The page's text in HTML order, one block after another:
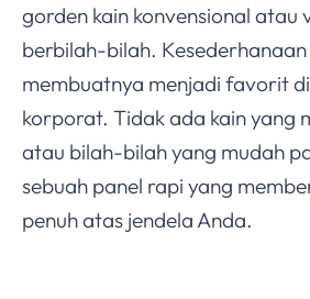
gorden kain konvensional atau
berbilah-bilah. Kesederhanaan
membuatnya menjadi favorit
korporat. Tidak ada kain yang
atau bilah-bilah yang mudah
sebuah panel rapi yang
penuh atas jendela Anda.